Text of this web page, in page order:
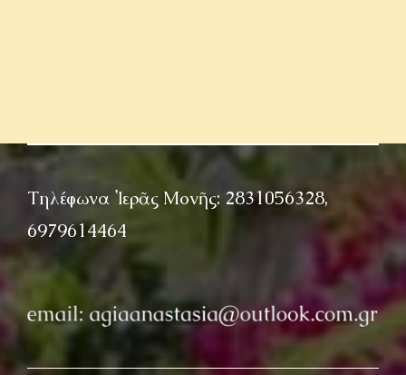
Τηλέφωνα Ἱερᾶς Μονῆς: 2831056328,
6979614464